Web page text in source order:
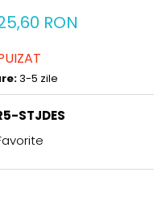
RON
3-5 zile
STJDES